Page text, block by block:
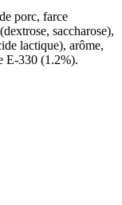
porc, farce
saccharose),
lactique), arôme,
E-330 (1.2%).